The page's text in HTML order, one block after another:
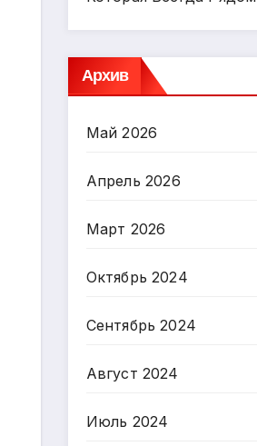
Архив
Май 2026
Апрель 2026
Март 2026
Октябрь 2024
Сентябрь 2024
Август 2024
Июль 2024